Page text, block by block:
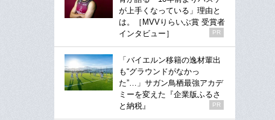
が上手くなっている」理由と
は。［MVVりらいぶ賞 受賞者
インタビュー］
PR
「バイエルン移籍の逸材輩出
も“グラウンドがなかっ
た”…」サガン鳥栖最強アカデ
ミーを変えた『企業版ふるさ
と納税』
PR